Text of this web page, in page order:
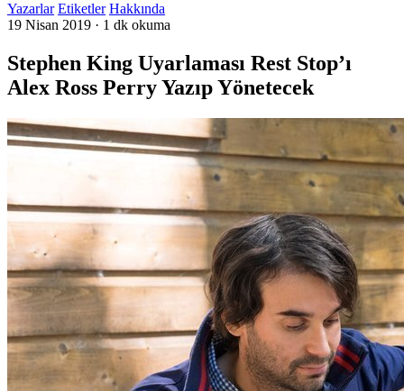
Yazarlar Etiketler Hakkında
19 Nisan 2019 · 1 dk okuma
Stephen King Uyarlaması Rest Stop’ı
Alex Ross Perry Yazıp Yönetecek